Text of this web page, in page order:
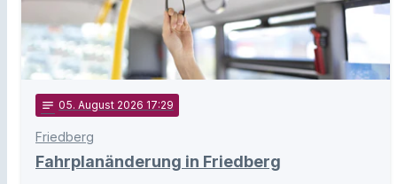
notes 05. August 2026 17:29
Friedberg
Fahrplanänderung in Friedberg